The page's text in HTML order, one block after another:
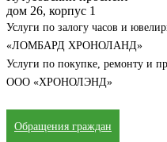
дом 26, корпус 1
Услуги по залогу часов и
«ЛОМБАРД ХРОНОЛАНД»
Услуги по покупке, ремонту и
ООО «ХРОНОЛЭНД»
Обращения граждан